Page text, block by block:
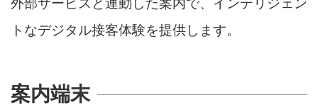
外部サービスと連動した案内で、インテリジェン
トなデジタル接客体験を提供します。
案内端末